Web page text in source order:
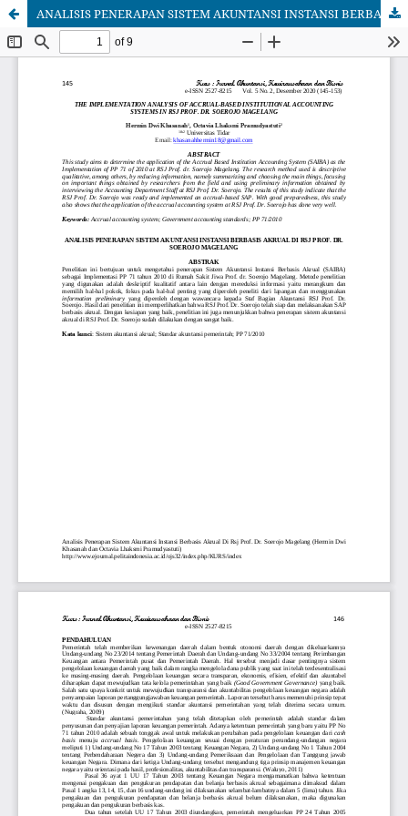
ANALISIS PENERAPAN SISTEM AKUNTANSI INSTANSI BERBASIS AKRUAL DI RSJ PROF. DR. SOEROJO MAGELANG